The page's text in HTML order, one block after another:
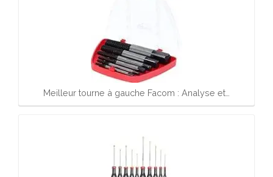
Meilleur tourne à gauche Facom : Analyse et…